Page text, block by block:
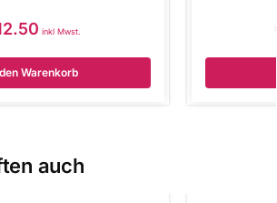
inkl Mwst.
Warenkorb
auch